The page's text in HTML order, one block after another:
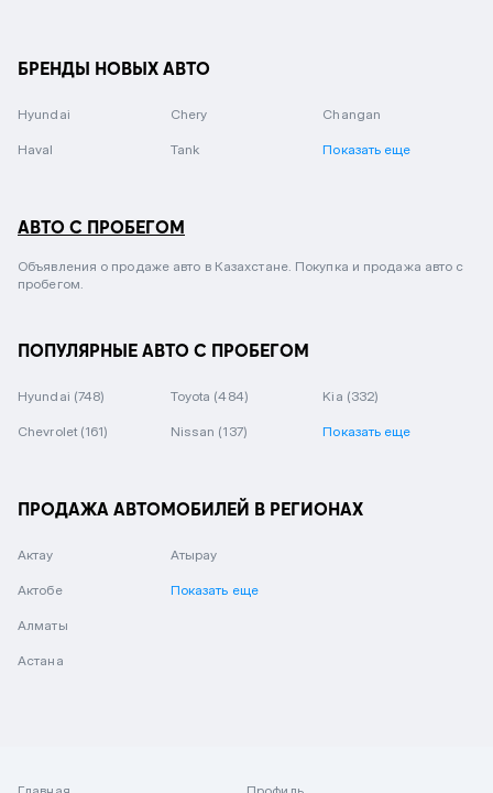
БРЕНДЫ НОВЫХ АВТО
Hyundai Chery Changan
Haval Tank Показать еще
АВТО С ПРОБЕГОМ
Объявления о продаже авто в Казахстане. Покупка и продажа авто с
пробегом.
ПОПУЛЯРНЫЕ АВТО С ПРОБЕГОМ
Hyundai (748) Toyota (484) Kia (332)
Chevrolet (161) Nissan (137) Показать еще
ПРОДАЖА АВТОМОБИЛЕЙ В РЕГИОНАХ
Актау
Актобе
Алматы
Астана
Атырау
Показать еще